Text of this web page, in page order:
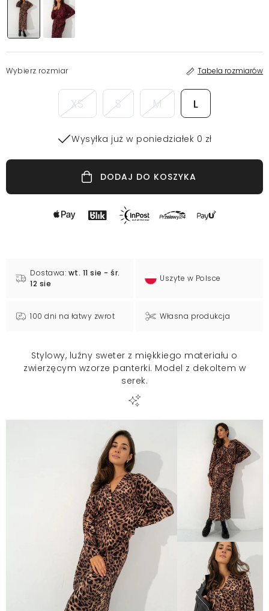
Wybierz rozmiar Tabela rozmiarów
XS S M L
Wysyłka już w poniedziałek 0 zł
DODAJ DO KOSZYKA
Dostawa: wt. 11 sie - śr.
12 sie
Uszyte w Polsce
100 dni na łatwy zwrot Własna produkcja
Stylowy, luźny sweter z miękkiego materiału o
zwierzęcym wzorze panterki. Model z dekoltem w
serek.